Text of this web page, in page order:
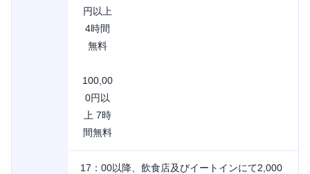
円以上
4時間
無料
100,00
0円以
上 7時
間無料
17：00以降、飲食店及びイートインにて2,000